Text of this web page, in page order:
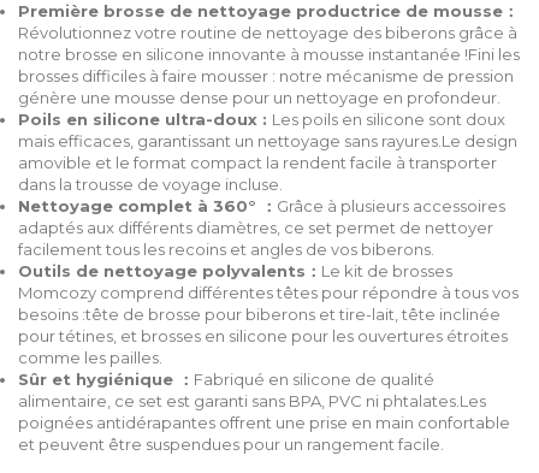
Première brosse de nettoyage productrice de mousse：
Révolutionnez votre routine de nettoyage des biberons grâce à
notre brosse en silicone innovante à mousse instantanée !Fini les
brosses difficiles à faire mousser : notre mécanisme de pression
génère une mousse dense pour un nettoyage en profondeur.
Poils en silicone ultra-doux : Les poils en silicone sont doux
mais efficaces, garantissant un nettoyage sans rayures.Le design
amovible et le format compact la rendent facile à transporter
dans la trousse de voyage incluse.
Nettoyage complet à 360° ： Grâce à plusieurs accessoires
adaptés aux différents diamètres, ce set permet de nettoyer
facilement tous les recoins et angles de vos biberons.
Outils de nettoyage polyvalents： Le kit de brosses
Momcozy comprend différentes têtes pour répondre à tous vos
besoins :tête de brosse pour biberons et tire-lait, tête inclinée
pour tétines, et brosses en silicone pour les ouvertures étroites
comme les pailles.
Sûr et hygiénique ： Fabriqué en silicone de qualité
alimentaire, ce set est garanti sans BPA, PVC ni phtalates.Les
poignées antidérapantes offrent une prise en main confortable
et peuvent être suspendues pour un rangement facile.